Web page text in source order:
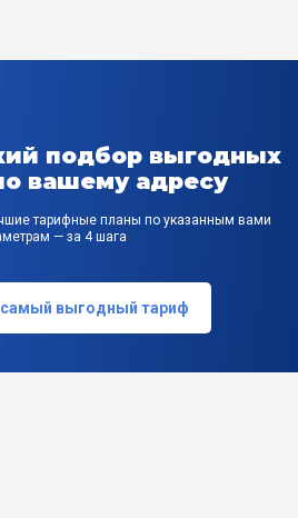
подбор выгодных
вашему адресу
тарифные планы по указанным вами
— за 4 шага
самый выгодный тариф